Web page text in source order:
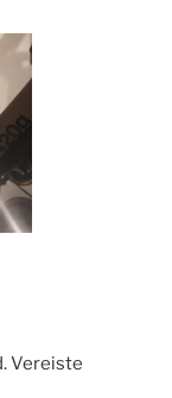
Vereiste